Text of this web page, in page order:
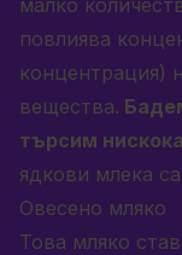
малко
повлиява
концентрация)
вещества.
търсим
ядкови млека
Овесено мляко
Това мляко